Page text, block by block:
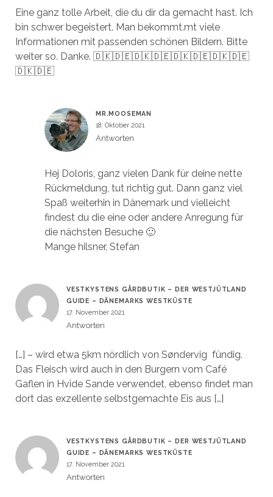
Eine ganz tolle Arbeit, die du dir da gemacht hast. Ich
bin schwer begeistert. Man bekommt.mt viele
Informationen mit passenden schönen Bildern. Bitte
weiter so. Danke. 🇩🇰🇩🇪🇩🇰🇩🇪🇩🇰🇩🇪🇩🇰🇩🇪
🇩🇰🇩🇪
MR.MOOSEMAN
18. Oktober 2021
Antworten
Hej Doloris, ganz vielen Dank für deine nette
Rückmeldung, tut richtig gut. Dann ganz viel
Spaß weiterhin in Dänemark und vielleicht
findest du die eine oder andere Anregung für
die nächsten Besuche 🙂
Mange hilsner, Stefan
VESTKYSTENS GÅRDBUTIK – DER WESTJÜTLAND
GUIDE – DÄNEMARKS WESTKÜSTE
17. November 2021
Antworten
[…] – wird etwa 5km nördlich von Søndervig fündig.
Das Fleisch wird auch in den Burgern vom Café
Gaflen in Hvide Sande verwendet, ebenso findet man
dort das exzellente selbstgemachte Eis aus […]
VESTKYSTENS GÅRDBUTIK – DER WESTJÜTLAND
GUIDE – DÄNEMARKS WESTKÜSTE
17. November 2021
Antworten